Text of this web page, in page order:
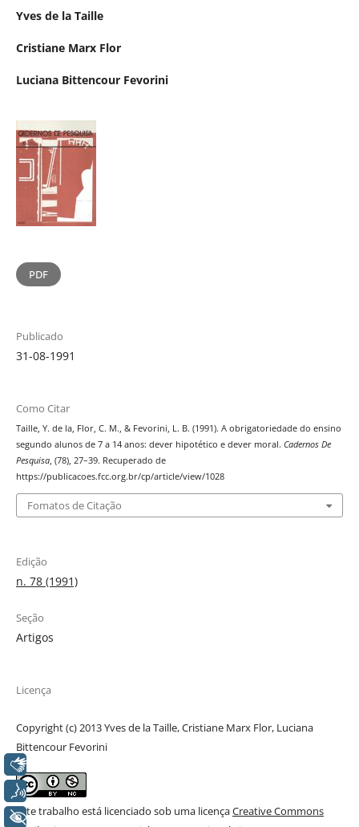
Yves de la Taille
Cristiane Marx Flor
Luciana Bittencour Fevorini
PDF
Publicado
31-08-1991
Como Citar
Taille, Y. de la, Flor, C. M., & Fevorini, L. B. (1991). A obrigatoriedade do ensino
segundo alunos de 7 a 14 anos: dever hipotético e dever moral. Cadernos De
Pesquisa, (78), 27–39. Recuperado de
https://publicacoes.fcc.org.br/cp/article/view/1028
Fomatos de Citação
Edição
n. 78 (1991)
Seção
Artigos
Licença
Copyright (c) 2013 Yves de la Taille, Cristiane Marx Flor, Luciana
Bittencour Fevorini
Este trabalho está licenciado sob uma licençaCreative Commons
Voz
+ Acessibilidade